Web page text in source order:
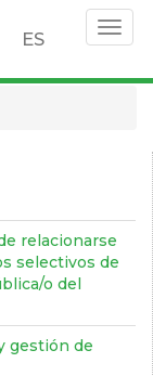
ES
relacionarse
selectivos de
o del
gestión de